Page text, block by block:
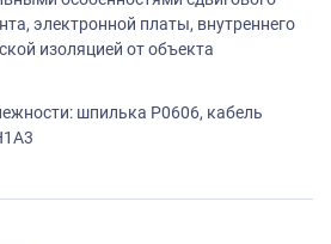
электронной платы, внутреннего
изоляцией от объекта
шпилька P0606, кабель